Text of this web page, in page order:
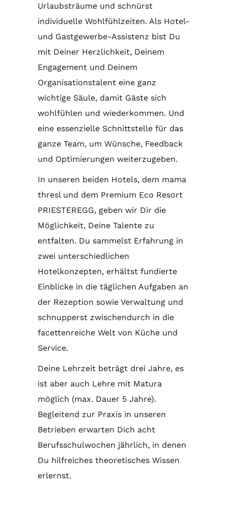
Urlaubsträume und schnürst
individuelle Wohlfühlzeiten. Als Hotel-
und Gastgewerbe-Assistenz bist Du
mit Deiner Herzlichkeit, Deinem
Engagement und Deinem
Organisationstalent eine ganz
wichtige Säule, damit Gäste sich
wohlfühlen und wiederkommen. Und
eine essenzielle Schnittstelle für das
ganze Team, um Wünsche, Feedback
und Optimierungen weiterzugeben.
In unseren beiden Hotels, dem mama
thresl und dem Premium Eco Resort
PRIESTEREGG, geben wir Dir die
Möglichkeit, Deine Talente zu
entfalten. Du sammelst Erfahrung in
zwei unterschiedlichen
Hotelkonzepten, erhältst fundierte
Einblicke in die täglichen Aufgaben an
der Rezeption sowie Verwaltung und
schnupperst zwischendurch in die
facettenreiche Welt von Küche und
Service.
Deine Lehrzeit beträgt drei Jahre, es
ist aber auch Lehre mit Matura
möglich (max. Dauer 5 Jahre).
Begleitend zur Praxis in unseren
Betrieben erwarten Dich acht
Berufsschulwochen jährlich, in denen
Du hilfreiches theoretisches Wissen
erlernst.